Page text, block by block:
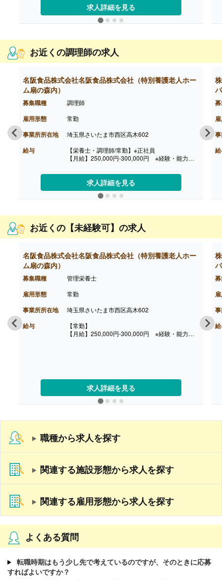
調理師 188,000円-241,000円
※経験により決定
［内訳］
・資格手当 管理栄養士23,000円、栄養士10,00
0円、調理師6,000円
・住宅手当 7,000円-20,000円
・調整手当 5,000円-15,000円
・残業手当
・早番手当
・引越し手当
・職務手当（責任者など役職に応じ付与）
績・評価により変動あり
【昇給】あり（1月あたり3,000円-10,000円）※前
年度実績
求人詳細を見る
お近くの調理師の求人
名阪食品株式会社名阪食品株式会社（特別養護老人ホー
ム扇の森内）
募集職種 調理師
雇用形態 常勤
事業所所在地 埼玉県さいたま市西区高木602
給与
【栄養士・調理師/常勤】※正社員
【月給】250,000円-300,000円 ※経験・能力に
【賞与】あり ※勤続1年以上
【通勤手当】あり（上限26,000円/月）
【退職金】あり ※勤続3年以上
求人詳細を見る
お近くの【未経験可】の求人
名阪食品株式会社名阪食品株式会社（特別養護老人ホー
ム扇の森内）
募集職種 管理栄養士
雇用形態 常勤
事業所所在地 埼玉県さいたま市西区高木602
給与
【常勤】
【月給】250,000円-300,000円 ※経験・能力に
求人詳細を見る
職種から求人を探す
関連する施設形態から求人を探す
関連する雇用形態から求人を探す
よくある質問
転職時期はもう少し先で考えているのですが、そのときに応募
すればよいですか？